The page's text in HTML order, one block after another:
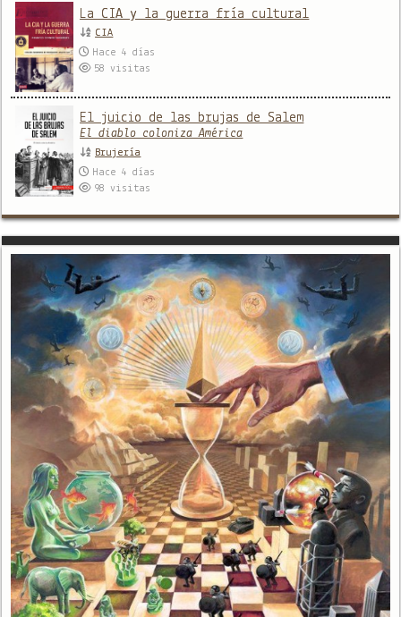
La CIA y la guerra fría cultural
CIA
Hace 4 días
58visitas
El juicio de las brujas de Salem
El diablo coloniza América
Brujería
Hace 4 días
98visitas